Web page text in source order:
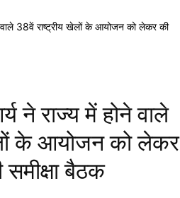
38वें राष्ट्रीय खेलों के आयोजन को लेकर की
ने राज्य में होने वाले
के आयोजन को लेकर
बैठक